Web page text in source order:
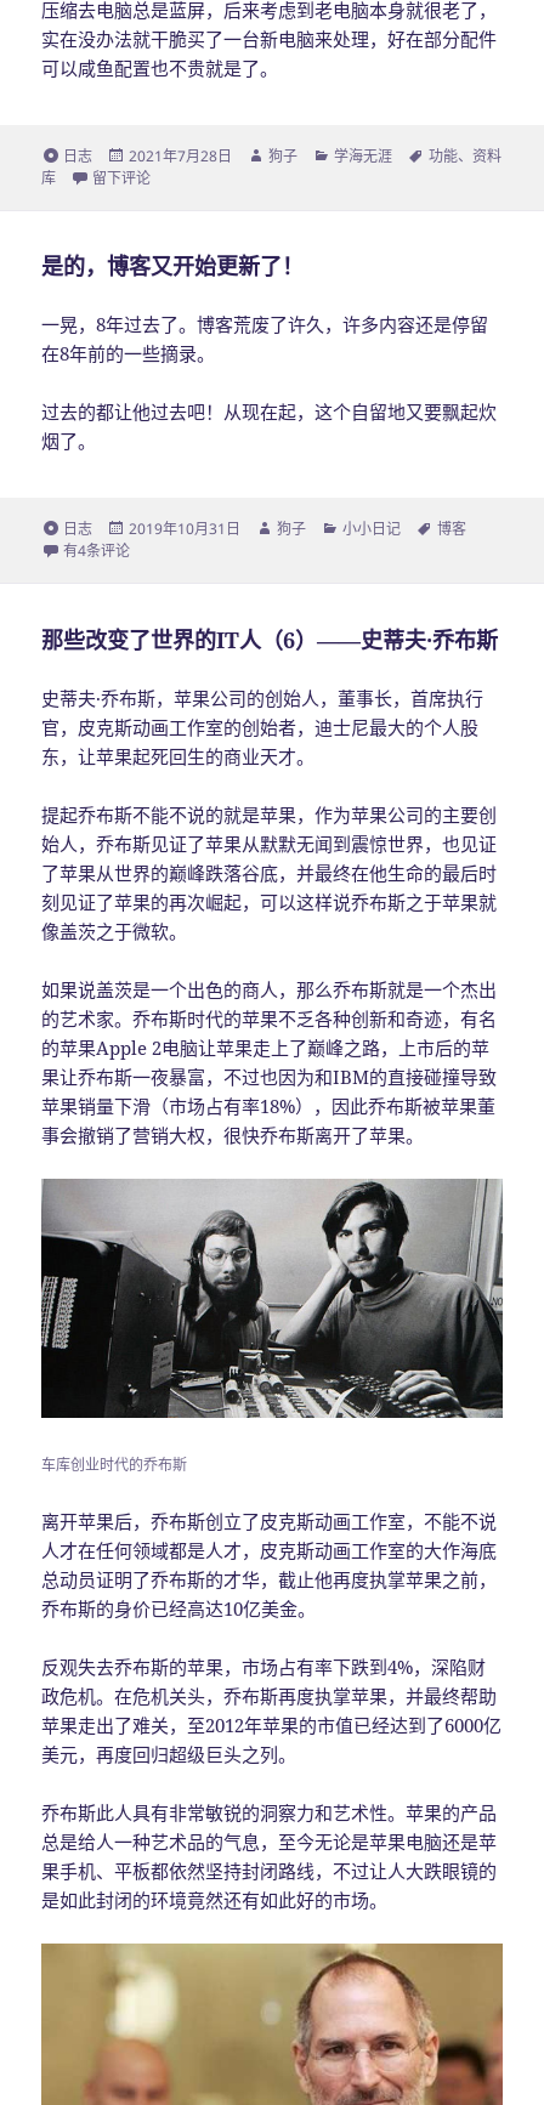
压缩去电脑总是蓝屏，后来考虑到老电脑本身就很老了，
实在没办法就干脆买了一台新电脑来处理，好在部分配件
可以咸鱼配置也不贵就是了。
格
式
日志
发
布
2021年7月28日
作
狗子
分
学海无涯
标
功能、资料
库
于疫情期间给博客附带一个科研图表库（数据有点多）
留下评论
是的，博客又开始更新了！
一晃，8年过去了。博客荒废了许久，许多内容还是停留
在8年前的一些摘录。
过去的都让他过去吧！从现在起，这个自留地又要飘起炊
烟了。
格
式
日志
发
布
2019年10月31日
作
狗子
分
小小日记
标
博客
是的，博客又开始更新了！
有4条评论
那些改变了世界的IT人（6）——史蒂夫·乔布斯
史蒂夫·乔布斯，苹果公司的创始人，董事长，首席执行
官，皮克斯动画工作室的创始者，迪士尼最大的个人股
东，让苹果起死回生的商业天才。
提起乔布斯不能不说的就是苹果，作为苹果公司的主要创
始人，乔布斯见证了苹果从默默无闻到震惊世界，也见证
了苹果从世界的巅峰跌落谷底，并最终在他生命的最后时
刻见证了苹果的再次崛起，可以这样说乔布斯之于苹果就
像盖茨之于微软。
如果说盖茨是一个出色的商人，那么乔布斯就是一个杰出
的艺术家。乔布斯时代的苹果不乏各种创新和奇迹，有名
的苹果Apple 2电脑让苹果走上了巅峰之路，上市后的苹
果让乔布斯一夜暴富，不过也因为和IBM的直接碰撞导致
苹果销量下滑（市场占有率18%），因此乔布斯被苹果董
事会撤销了营销大权，很快乔布斯离开了苹果。
车库创业时代的乔布斯
离开苹果后，乔布斯创立了皮克斯动画工作室，不能不说
人才在任何领域都是人才，皮克斯动画工作室的大作海底
总动员证明了乔布斯的才华，截止他再度执掌苹果之前，
乔布斯的身价已经高达10亿美金。
反观失去乔布斯的苹果，市场占有率下跌到4%，深陷财
政危机。在危机关头，乔布斯再度执掌苹果，并最终帮助
苹果走出了难关，至2012年苹果的市值已经达到了6000亿
美元，再度回归超级巨头之列。
乔布斯此人具有非常敏锐的洞察力和艺术性。苹果的产品
总是给人一种艺术品的气息，至今无论是苹果电脑还是苹
果手机、平板都依然坚持封闭路线，不过让人大跌眼镜的
是如此封闭的环境竟然还有如此好的市场。